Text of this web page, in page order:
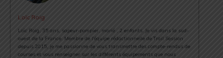
Loïc Roig
Loïc Roig, 35 ans, sapeur-pompier, marié , 2 enfants. Je vis dans la sud-
ouest de la France. Membre de l'équipe rédactionnelle de Trail Session
depuis 2015, je me passionne de vous transmettre des compte-rendus de
courses et vous renseigner sur les différents équipements que nous